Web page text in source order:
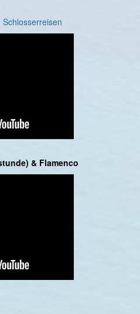
Schlosserreisen
& Flamenco